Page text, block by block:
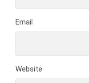
Email
Website